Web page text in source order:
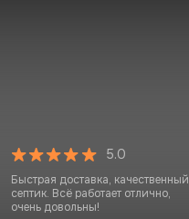
5.0
Быстрая доставка, качественный
септик. Всё работает отлично,
очень довольны!